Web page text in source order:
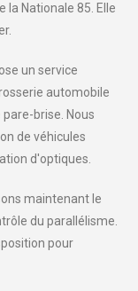
la Nationale 85. Elle
un service
automobile
brise. Nous
de véhicules
d'optiques.
maintenant le
du parallélisme.
pour